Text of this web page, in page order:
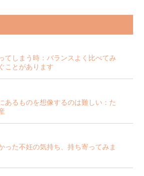
てしまう時：バランスよく比べてみ
ことがあります
あるものを想像するのは難しい：た
った不妊の気持ち、持ち寄ってみま